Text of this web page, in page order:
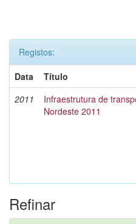
Registos:
Data
Título
2011
Infraestrutura de
Nordeste 2011
Refinar